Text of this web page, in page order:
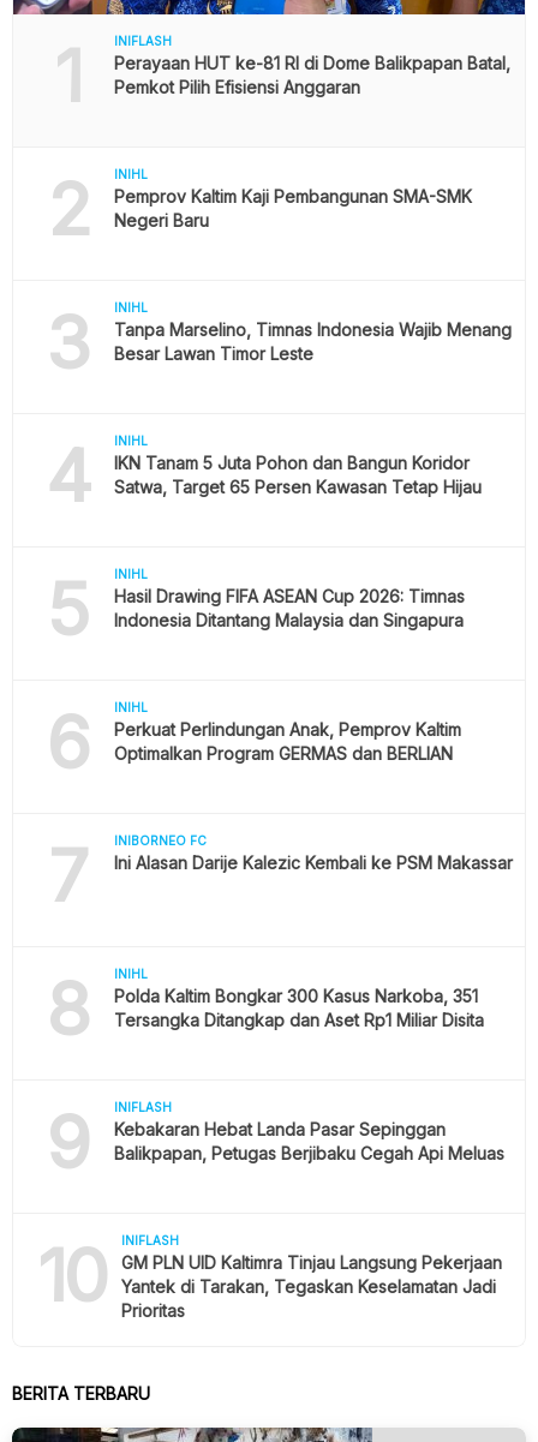
1 INIFLASH
Perayaan HUT ke-81 RI di Dome Balikpapan Batal,
Pemkot Pilih Efisiensi Anggaran
2 INIHL
Pemprov Kaltim Kaji Pembangunan SMA-SMK
Negeri Baru
3 INIHL
Tanpa Marselino, Timnas Indonesia Wajib Menang
Besar Lawan Timor Leste
4 INIHL
IKN Tanam 5 Juta Pohon dan Bangun Koridor
Satwa, Target 65 Persen Kawasan Tetap Hijau
5 INIHL
Hasil Drawing FIFA ASEAN Cup 2026: Timnas
Indonesia Ditantang Malaysia dan Singapura
6 INIHL
Perkuat Perlindungan Anak, Pemprov Kaltim
Optimalkan Program GERMAS dan BERLIAN
7 INIBORNEO FC
Ini Alasan Darije Kalezic Kembali ke PSM Makassar
8 INIHL
Polda Kaltim Bongkar 300 Kasus Narkoba, 351
Tersangka Ditangkap dan Aset Rp1 Miliar Disita
9 INIFLASH
Kebakaran Hebat Landa Pasar Sepinggan
Balikpapan, Petugas Berjibaku Cegah Api Meluas
10 INIFLASH
GM PLN UID Kaltimra Tinjau Langsung Pekerjaan
Yantek di Tarakan, Tegaskan Keselamatan Jadi
Prioritas
BERITA TERBARU